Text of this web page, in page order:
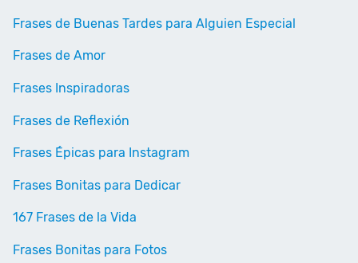
Frases de Buenas Tardes para Alguien Especial
Frases de Amor
Frases Inspiradoras
Frases de Reflexión
Frases Épicas para Instagram
Frases Bonitas para Dedicar
167 Frases de la Vida
Frases Bonitas para Fotos